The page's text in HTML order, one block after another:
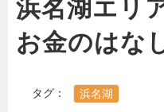
浜名湖エリ
お金のはな
タグ： 浜名湖